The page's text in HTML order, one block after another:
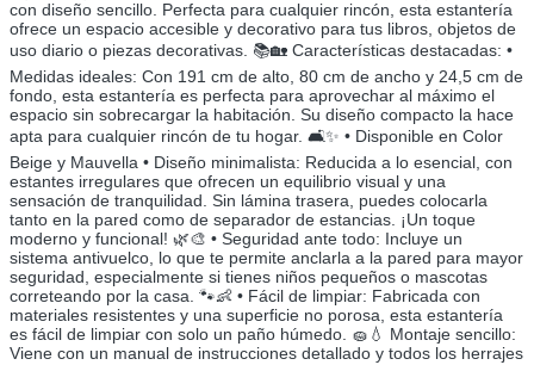
con diseño sencillo. Perfecta para cualquier rincón, esta estantería
ofrece un espacio accesible y decorativo para tus libros, objetos de
uso diario o piezas decorativas. 📚🏡 Características destacadas: •
Medidas ideales: Con 191 cm de alto, 80 cm de ancho y 24,5 cm de
fondo, esta estantería es perfecta para aprovechar al máximo el
espacio sin sobrecargar la habitación. Su diseño compacto la hace
apta para cualquier rincón de tu hogar. 🛋️✨ • Disponible en Color
Beige y Mauvella • Diseño minimalista: Reducida a lo esencial, con
estantes irregulares que ofrecen un equilibrio visual y una
sensación de tranquilidad. Sin lámina trasera, puedes colocarla
tanto en la pared como de separador de estancias. ¡Un toque
moderno y funcional! 🌿🎨 • Seguridad ante todo: Incluye un
sistema antivuelco, lo que te permite anclarla a la pared para mayor
seguridad, especialmente si tienes niños pequeños o mascotas
correteando por la casa. 🐾👶 • Fácil de limpiar: Fabricada con
materiales resistentes y una superficie no porosa, esta estantería
es fácil de limpiar con solo un paño húmedo. 🧽💧 Montaje sencillo:
Viene con un manual de instrucciones detallado y todos los herrajes